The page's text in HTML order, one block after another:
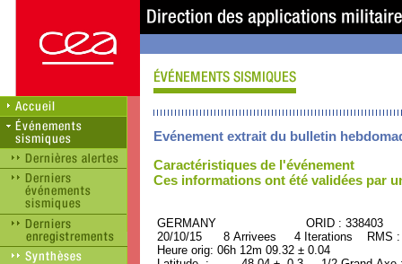
Evénement extrait du bulletin
Caractéristiques de l'événement
Ces informations ont été validées par
GERMANY ORID : 338403
20/10/15 8 Arrivees 4 Iterations RMS
Heure orig: 06h 12m 09.32 ± 0.04